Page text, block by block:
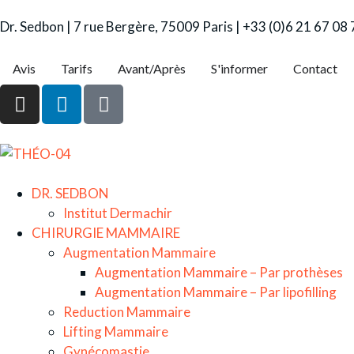
Dr. Sedbon | 7 rue Bergère, 75009 Paris | +33 (0)6 21 67 08
Avis Tarifs Avant/Après S'informer Contact
DR. SEDBON
Institut Dermachir
CHIRURGIE MAMMAIRE
Augmentation Mammaire
Augmentation Mammaire – Par prothèses
Augmentation Mammaire – Par lipofilling
Reduction Mammaire
Lifting Mammaire